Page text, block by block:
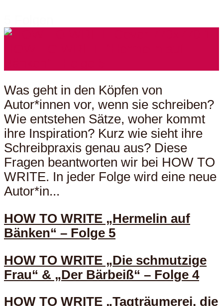
Was geht in den Köpfen von
Autor*innen vor, wenn sie schreiben?
Wie entstehen Sätze, woher kommt
ihre Inspiration? Kurz wie sieht ihre
Schreibpraxis genau aus? Diese
Fragen beantworten wir bei HOW TO
WRITE. In jeder Folge wird eine neue
Autor*in...
HOW TO WRITE „Hermelin auf
Bänken“ – Folge 5
HOW TO WRITE „Die schmutzige
Frau“ & „Der Bärbeiß“ – Folge 4
HOW TO WRITE „Tagträumerei, die